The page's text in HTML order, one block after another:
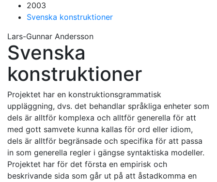
2003
Svenska konstruktioner
Lars-Gunnar Andersson
Svenska
konstruktioner
Projektet har en konstruktionsgrammatisk
uppläggning, dvs. det behandlar språkliga enheter som
dels är alltför komplexa och alltför generella för att
med gott samvete kunna kallas för ord eller idiom,
dels är alltför begränsade och specifika för att passa
in som generella regler i gängse syntaktiska modeller.
Projektet har för det första en empirisk och
beskrivande sida som går ut på att åstadkomma en